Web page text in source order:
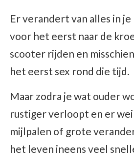
Er verandert van alles in je
voor het eerst naar de
scooter rijden en
het eerst sex rond die tijd.
Maar zodra je wat ouder
rustiger verloopt en er
mijlpalen of grote
het leven ineens veel